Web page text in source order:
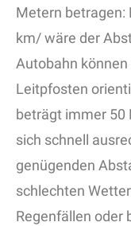
Metern betragen:
km/ wäre der
Autobahn
Leitpfosten
beträgt immer 50
sich schnell
genügenden
schlechten
Regenfällen oder